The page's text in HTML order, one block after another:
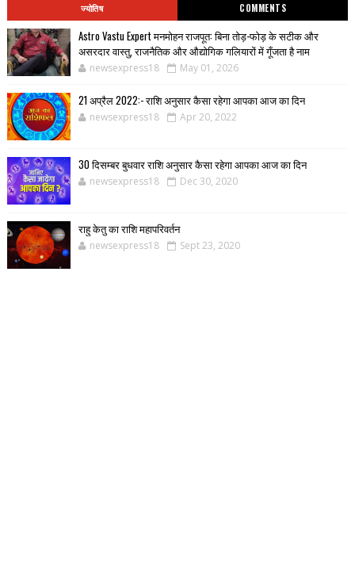
ज्योतिष COMMENTS
Astro Vastu Expert मनमोहन राजपूत: बिना तोड़-फोड़ के सटीक और
असरदार वास्तु, राजनैतिक और औद्योगिक गलियारों में गूँजता है नाम
newsexpress18 May 01, 2026
21 अप्रैल 2022:- राशि अनुसार कैसा रहेगा आपका आज का दिन
newsexpress18 Apr 20, 2022
30 दिसम्बर बुधवार राशि अनुसार कैसा रहेगा आपका आज का दिन
newsexpress18 Dec 30, 2020
राहु केतु का राशि महापरिवर्तन
newsexpress18 Sept 23, 2020